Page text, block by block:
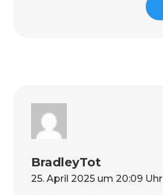
BradleyTot
25. April 2025 um 20:09 Uhr